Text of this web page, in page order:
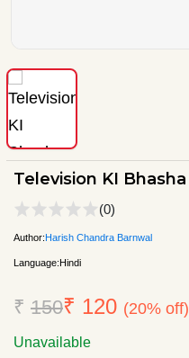
Television KI Bhasha
(0)
Author:Harish Chandra Barnwal
Language:Hindi
₹ 150₹ 120 (20% off)
Unavailable